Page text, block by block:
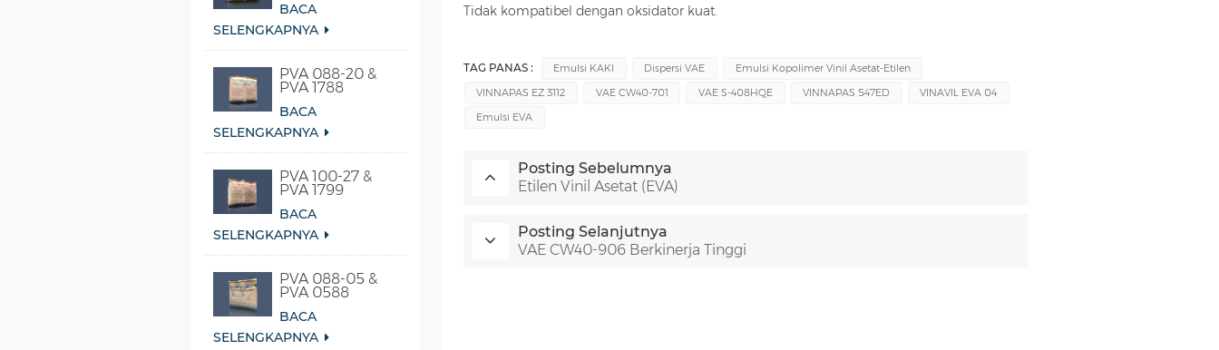
BACA
SELENGKAPNYA
PVA 088-20 &
PVA 1788
BACA
SELENGKAPNYA
PVA 100-27 &
PVA 1799
BACA
SELENGKAPNYA
PVA 088-05 &
PVA 0588
BACA
SELENGKAPNYA
Tidak kompatibel dengan oksidator kuat.
TAG PANAS : Emulsi KAKI Dispersi VAE
Emulsi Kopolimer Vinil Asetat-Etilen
VINNAPAS EZ 3112
VAE CW40-701 VAE S-408HQE VINNAPAS 547ED
VINAVIL EVA 04
Emulsi EVA
Posting Sebelumnya
Etilen Vinil Asetat (EVA)
Posting Selanjutnya
VAE CW40-906 Berkinerja Tinggi